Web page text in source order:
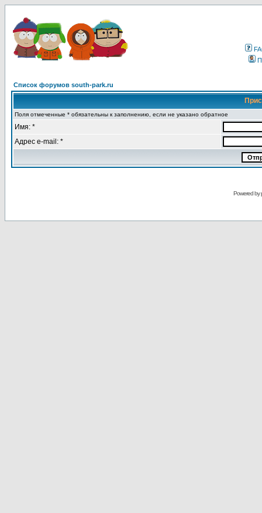
Список форумов south-park.ru
Поля отмеченные * обязательны к заполнению, если не указано обратное
Имя: *
Адрес e-mail: *
Powered by